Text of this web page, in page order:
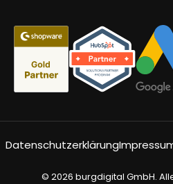
© 2026 burgdigital GmbH.
Datenschutzerklärung